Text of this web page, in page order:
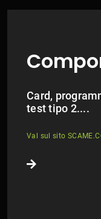
Card,
test tipo 2....​​​​​​
Val sul sito